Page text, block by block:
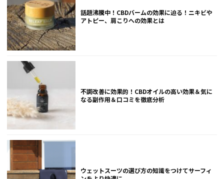
話題沸騰中！CBDバームの効果に迫る！ニキビや
アトピー、肩こりへの効果とは
不調改善に効果的！CBDオイルの高い効果＆気に
なる副作用＆口コミを徹底分析
ウェットスーツの選び方の知識をつけてサーフィ